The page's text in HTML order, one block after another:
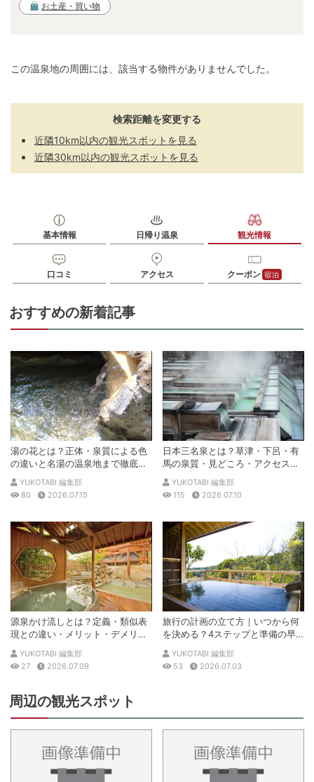
お土産・買い物
この温泉地の周囲には、該当する物件がありませんでした。
検索距離を変更する
近隣10km以内の観光スポットを見る
近隣30km以内の観光スポットを見る
基本情報 日帰り温泉 観光情報
口コミ アクセス クーポン 宿泊
おすすめの新着記事
湯の花とは？正体・泉質による色
の違いと名湯の温泉地まで徹底解
説
YUKOTABI 編集部
80
2026.07.15
日本三名泉とは？草津・下呂・有
馬の泉質・見どころ・アクセスを
徹底解説
YUKOTABI 編集部
115
2026.07.10
源泉かけ流しとは？定義・類似表
現との違い・メリット・デメリッ
トを解説
YUKOTABI 編集部
27
2026.07.09
旅行の計画の立て方｜いつから何
を決める？4ステップと準備の早
見表
YUKOTABI 編集部
53
2026.07.03
周辺の観光スポット